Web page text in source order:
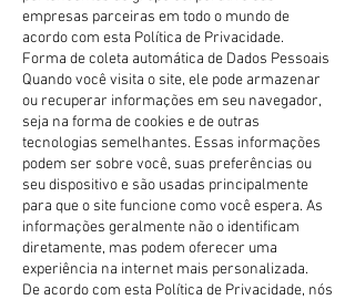
empresas parceiras em todo o mundo de
acordo com esta Política de Privacidade.
Forma de coleta automática de Dados Pessoais
Quando você visita o site, ele pode armazenar
ou recuperar informações em seu navegador,
seja na forma de cookies e de outras
tecnologias semelhantes. Essas informações
podem ser sobre você, suas preferências ou
seu dispositivo e são usadas principalmente
para que o site funcione como você espera. As
informações geralmente não o identificam
diretamente, mas podem oferecer uma
experiência na internet mais personalizada.
De acordo com esta Política de Privacidade, nós